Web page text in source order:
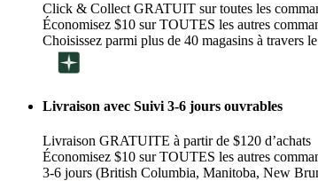
Click & Collect GRATUIT sur toutes les
Économisez $10 sur TOUTES les autres
Choisissez parmi plus de 40 magasins à travers
Livraison avec Suivi 3-6 jours ouvrables
Livraison GRATUITE à partir de $120 d’achats
Économisez $10 sur TOUTES les autres
3-6 jours (British Columbia, Manitoba, New